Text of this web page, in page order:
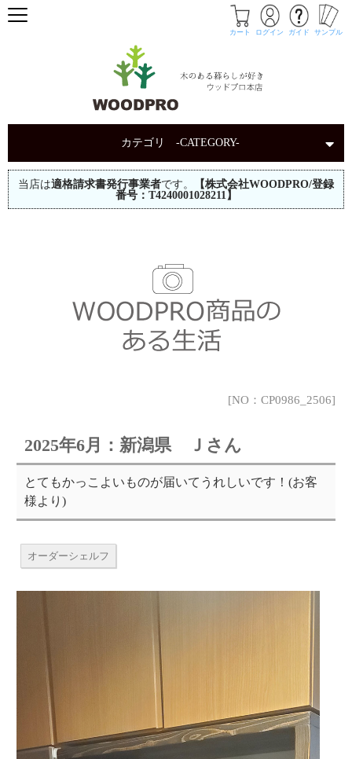
カート ログイン ガイド サンプル
カテゴリ -CATEGORY-
当店は適格請求書発行事業者です。
【株式会社WOODPRO/登録
番号：T4240001028211】
[NO：CP0986_2506]
2025年6月：新潟県 Ｊさん
とてもかっこよいものが届いてうれしいです！(お客
様より)
オーダーシェルフ